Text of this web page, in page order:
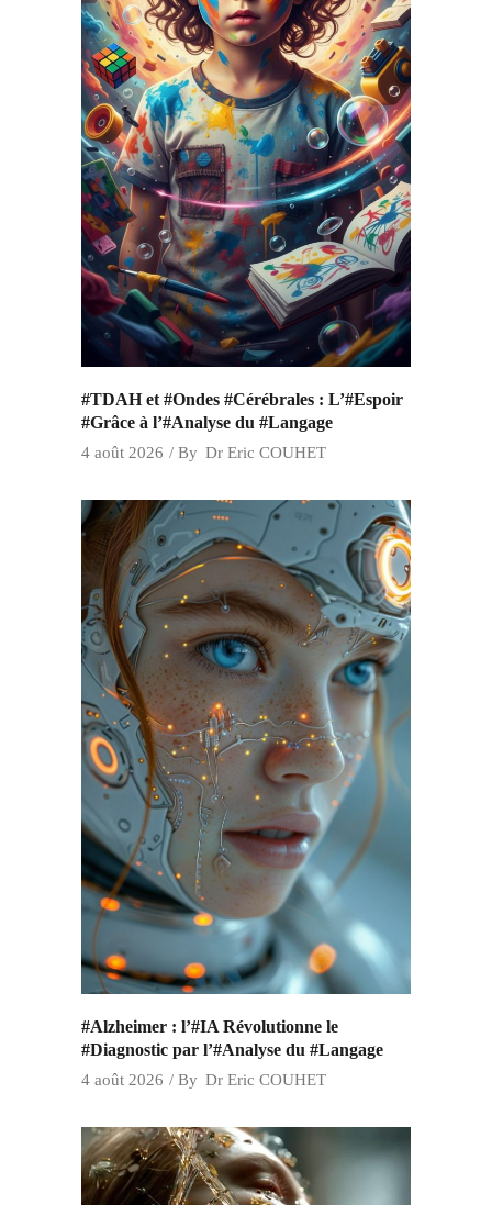
#TDAH et #Ondes #Cérébrales : L’#Espoir
#Grâce à l’#Analyse du #Langage
4 août 2026 By Dr Eric COUHET
#Alzheimer : l’#IA Révolutionne le
#Diagnostic par l’#Analyse du #Langage
4 août 2026 By Dr Eric COUHET